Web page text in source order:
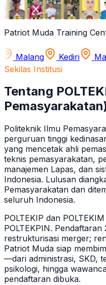
Patriot Muda Training
Kediri Madiun
Sekilas Institusi
Tentang
Politeknik Ilmu
perguruan tinggi
yang mencetak ahli
teknis pemasyarakatan,
manajemen Lapas, dan
Indonesia. Lulusan
Pemasyarakatan dan
seluruh Indonesia.
POLTEKIP dan
POLTEKPIN.
restrukturisasi merger;
Patriot Muda siap
—dari administrasi, SKD,
psikologi, hingga
pendaftaran dibuka.